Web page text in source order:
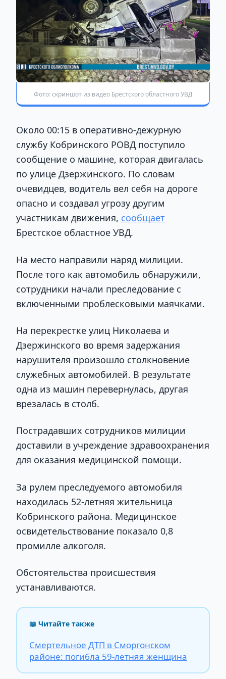
Фото: скриншот из видео Брестского областного УВД
Около 00:15 в оперативно-дежурную
службу Кобринского РОВД поступило
сообщение о машине, которая двигалась
по улице Дзержинского. По словам
очевидцев, водитель вел себя на дороге
опасно и создавал угрозу другим
участникам движения, сообщает
Брестское областное УВД.
На место направили наряд милиции.
После того как автомобиль обнаружили,
сотрудники начали преследование с
включенными проблесковыми маячками.
На перекрестке улиц Николаева и
Дзержинского во время задержания
нарушителя произошло столкновение
служебных автомобилей. В результате
одна из машин перевернулась, другая
врезалась в столб.
Пострадавших сотрудников милиции
доставили в учреждение здравоохранения
для оказания медицинской помощи.
За рулем преследуемого автомобиля
находилась 52-летняя жительница
Кобринского района. Медицинское
освидетельствование показало 0,8
промилле алкоголя.
Обстоятельства происшествия
устанавливаются.
📖 Читайте также
Смертельное ДТП в Сморгонском
районе: погибла 59-летняя женщина